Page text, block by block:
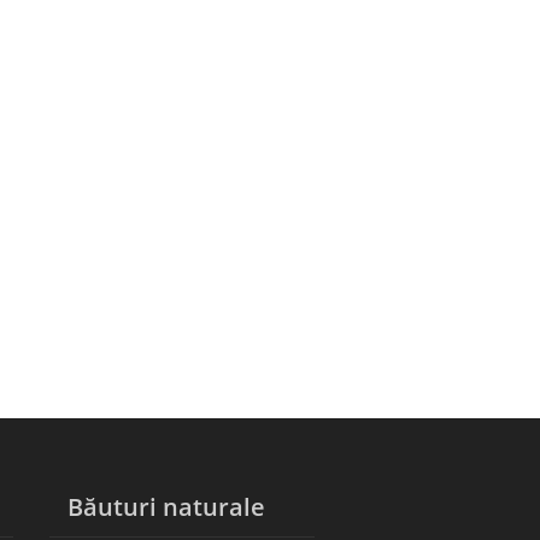
Băuturi naturale